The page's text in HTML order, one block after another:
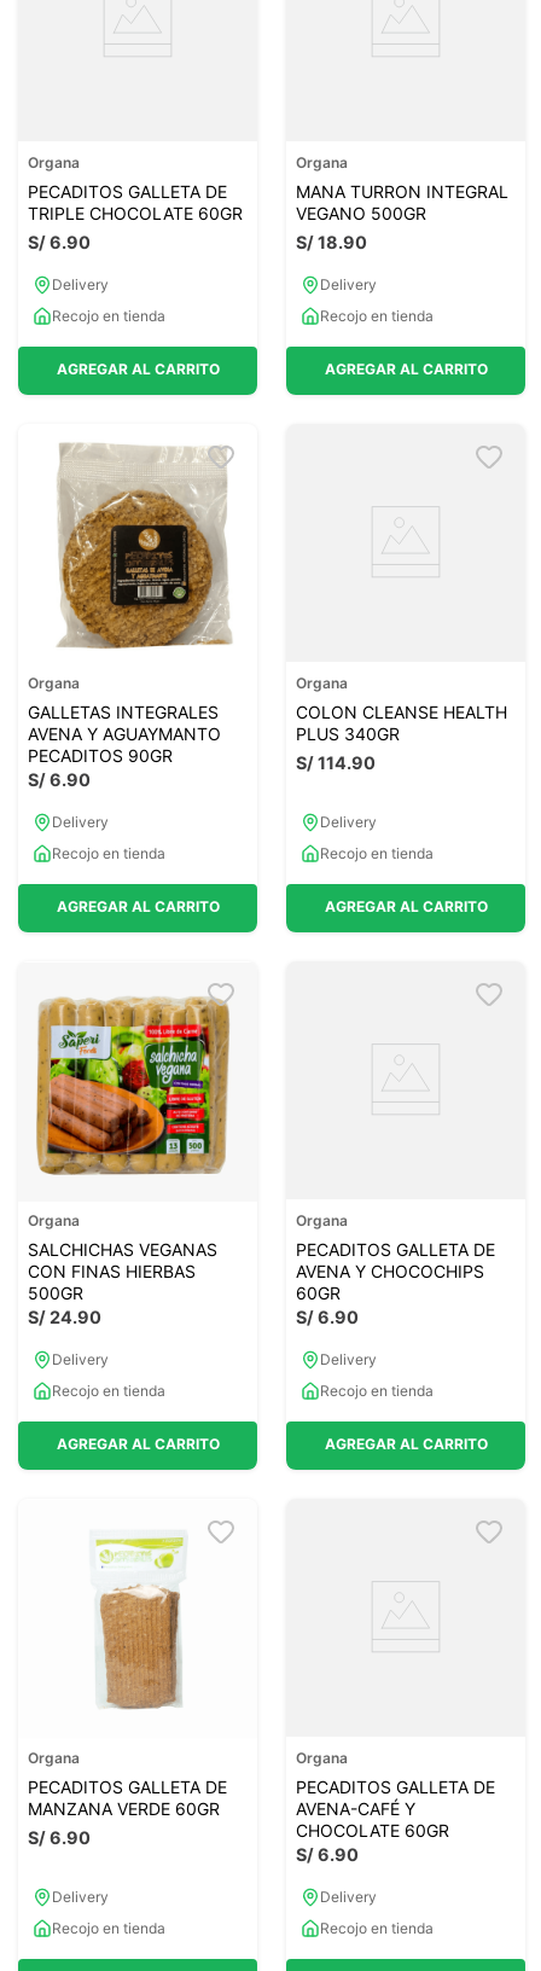
Organa
PECADITOS GALLETA DE
TRIPLE CHOCOLATE 60GR
S/6.90
Delivery
Recojo en tienda
AGREGAR AL CARRITO
Organa
MANA TURRON INTEGRAL
VEGANO 500GR
S/18.90
Delivery
Recojo en tienda
AGREGAR AL CARRITO
Organa
GALLETAS INTEGRALES
AVENA Y AGUAYMANTO
PECADITOS 90GR
S/6.90
Delivery
Recojo en tienda
AGREGAR AL CARRITO
Organa
COLON CLEANSE HEALTH
PLUS 340GR
S/114.90
Delivery
Recojo en tienda
AGREGAR AL CARRITO
Organa
SALCHICHAS VEGANAS
CON FINAS HIERBAS
500GR
S/24.90
Delivery
Recojo en tienda
AGREGAR AL CARRITO
Organa
PECADITOS GALLETA DE
AVENA Y CHOCOCHIPS
60GR
S/6.90
Delivery
Recojo en tienda
AGREGAR AL CARRITO
Organa
PECADITOS GALLETA DE
MANZANA VERDE 60GR
S/6.90
Delivery
Recojo en tienda
Organa
PECADITOS GALLETA DE
AVENA-CAFÉ Y
CHOCOLATE 60GR
S/6.90
Delivery
Recojo en tienda